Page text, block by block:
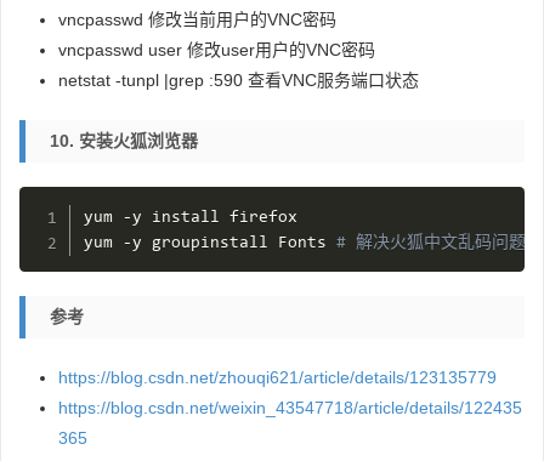
vncpasswd 修改当前用户的VNC密码
vncpasswd user 修改user用户的VNC密码
netstat -tunpl |grep :590 查看VNC服务端口状态
10. 安装火狐浏览器
yum -y install firefox
yum -y groupinstall Fonts # 解决火狐中文乱码问题
参考
https://blog.csdn.net/zhouqi621/article/details/123135779
https://blog.csdn.net/weixin_43547718/article/details/122435
365